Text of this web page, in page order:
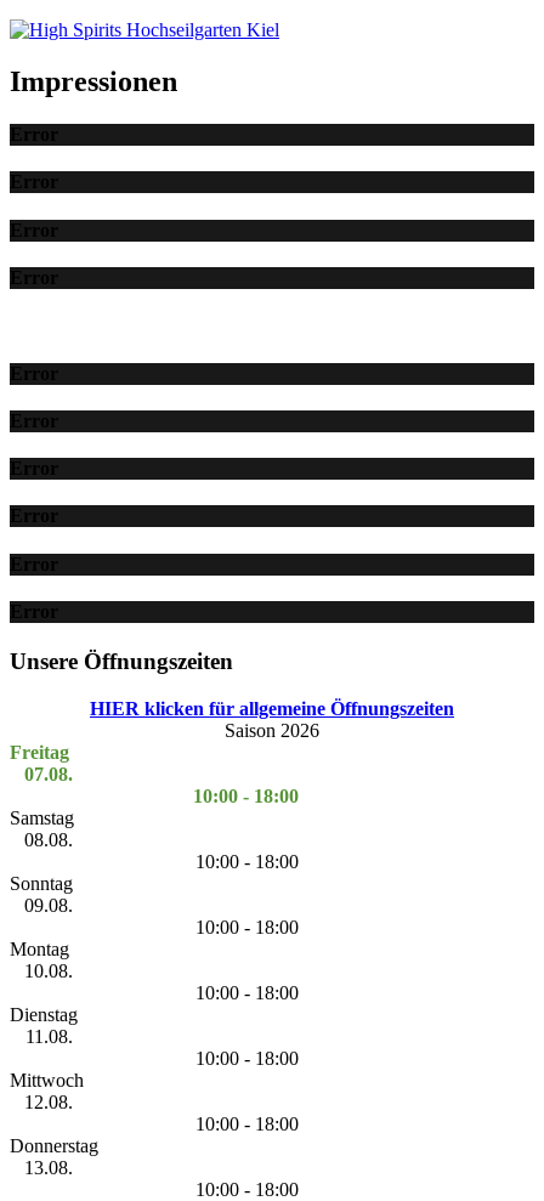
Impressionen
Error
Error
Error
Error
Error
Error
Error
Error
Error
Error
Unsere Öffnungszeiten
HIER klicken für allgemeine Öffnungszeiten
Saison 2026
Freitag
07.08.
10:00 - 18:00
Samstag
08.08.
10:00 - 18:00
Sonntag
09.08.
10:00 - 18:00
Montag
10.08.
10:00 - 18:00
Dienstag
11.08.
10:00 - 18:00
Mittwoch
12.08.
10:00 - 18:00
Donnerstag
13.08.
10:00 - 18:00